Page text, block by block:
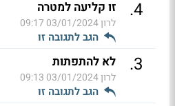
4
. זו קליעה למטרה
לרון03/01/2024 09:17
הגב לתגובה זו
3
. לא להתפתות
לרון03/01/2024 09:13
הגב לתגובה זו